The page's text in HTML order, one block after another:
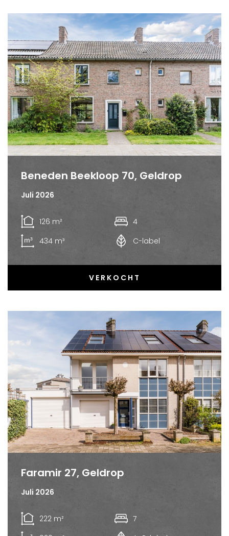
Beneden Beekloop 70, Geldrop
Juli 2026
126 m²
4
434 m³
C-label
VERKOCHT
Faramir 27, Geldrop
Juli 2026
222 m²
7